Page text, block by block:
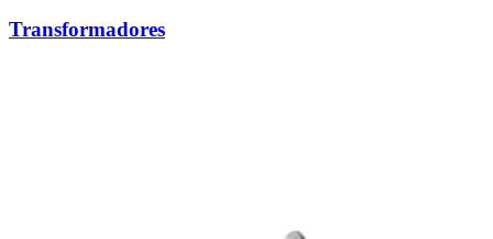
Transformadores